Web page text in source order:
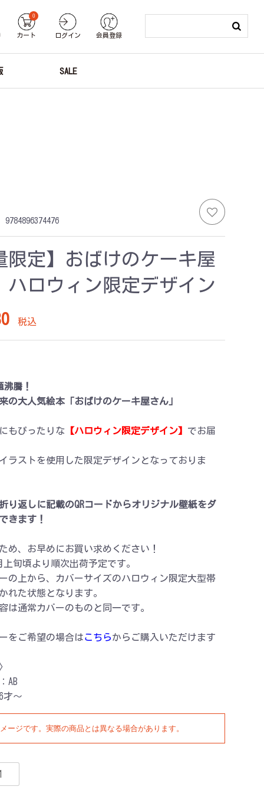
カート
0
ログイン 会員登録
SALE
9784896374476
限定】おばけのケーキ屋
ロウィン限定デザイン
税込
沸騰！
の大人気絵本「おばけのケーキ屋さん」
もぴったりな【ハロウィン限定デザイン】 でお届
ラストを使用した限定デザインとなっておりま
り返しに記載のQRコードからオリジナル壁紙をダ
きます！
め、お早めにお買い求めください！
上旬頃より順次出荷予定です。
の上から、カバーサイズのハロウィン限定大型帯
れた状態となります。
は通常カバーのものと同一です。
をご希望の場合はこちらからご購入いただけます
AB
才～
ージです。実際の商品とは異なる場合があります。